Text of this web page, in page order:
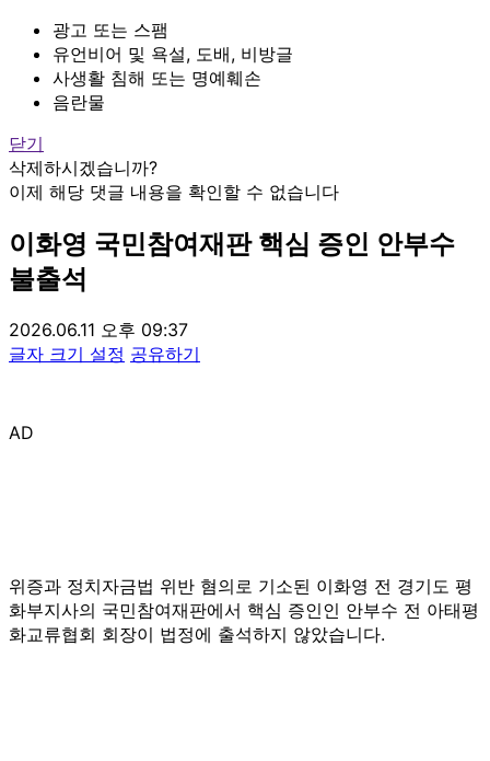
광고 또는 스팸
유언비어 및 욕설, 도배, 비방글
사생활 침해 또는 명예훼손
음란물
닫기
삭제하시겠습니까?
이제 해당 댓글 내용을 확인할 수 없습니다
이화영 국민참여재판 핵심 증인 안부수
불출석
2026.06.11 오후 09:37
글자 크기 설정 공유하기
AD
위증과 정치자금법 위반 혐의로 기소된 이화영 전 경기도 평
화부지사의 국민참여재판에서 핵심 증인인 안부수 전 아태평
화교류협회 회장이 법정에 출석하지 않았습니다.